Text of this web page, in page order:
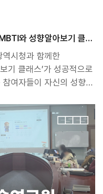
와 성향알아보기 클래스
건강하게 받아들이며
습니다. 단순한
계와 업무 환경에서
을 함께 분석하며 높은
해 참여자들은 “왜 나는
지”, “왜 상대와 다르게
이해할 수 있는 시간을
일